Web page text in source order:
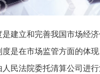
建立和完善我国市场经
是在市场监管方面的体
民法院委托清算公司进